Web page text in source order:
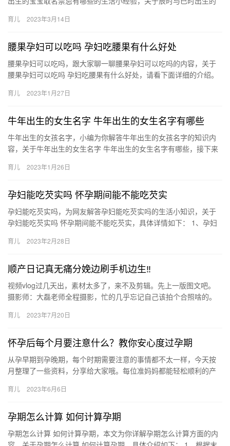
来了…
育儿 2023年3月14日
腰果孕妇可以吃吗 孕妇吃腰果有什么好处
腰果孕妇可以吃吗，跟大家聊一聊腰果孕妇可以吃吗的内容，关于
腰果孕妇可以吃吗 孕妇吃腰果有什么好处，请看下面详细的介绍。
育儿 2023年1月27日
牛年出生的女生名字 牛年出生的女生名字有哪些
牛年出生的女孩名字，小编为你解答牛年出生的女孩名字的知识内
容，关于牛年出生的女生名字 牛年出生的女生名字有哪些，接下来
育儿 2023年1月26日
孕妇能吃芡实吗 怀孕期间能不能吃芡实
孕妇能吃芡实吗，为网友解答孕妇能吃芡实吗的生活小知识，关于
孕妇能吃芡实吗 怀孕期间能不能吃芡实，具体详情如下： 1、孕妇
吃…
育儿 2023年2月28日
顺产日记真无痛分娩边刷手机边生‼
视频vlog过几天出，素材太多了，来不及剪辑。先上一版图文吧。
摄影师：大磊老师全程摄影，忙的几乎忘记自己该拍个合照啥的。
育儿 2023年7月20日
怀孕后每个月要注意什么？教你安心度过孕期
从孕早期到孕晚期，每个时期需要注意的事情都不太一样，今天按
月整理了一些资料，分享给大家哦。每位准妈妈都能轻松顺利的产
时…
育儿 2023年6月6日
孕期怎么计算 如何计算孕期
孕期怎么计算 如何计算孕期，本文为你详解孕期怎么计算方面的内